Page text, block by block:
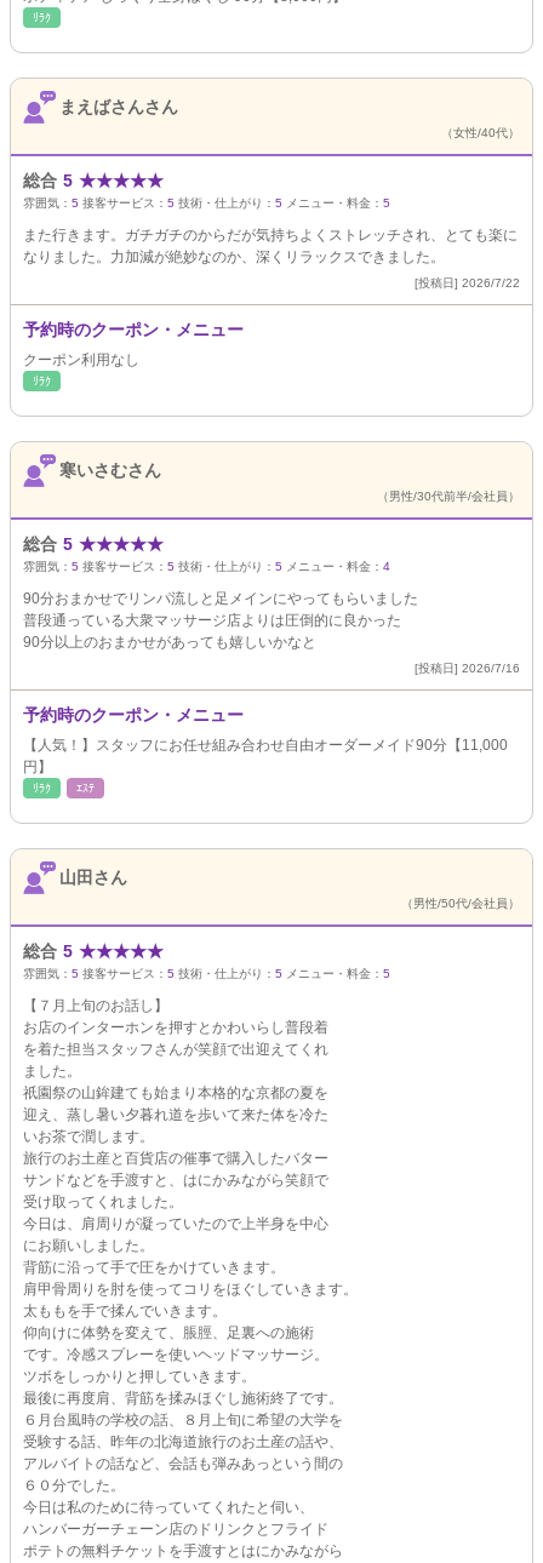
ﾘﾗｸ
まえばさんさん
（女性/40代）
総合 5 ★★★★★
雰囲気： 5 接客サービス： 5 技術・仕上がり： 5 メニュー・料金： 5
また行きます。ガチガチのからだが気持ちよくストレッチされ、とても楽に
なりました。力加減が絶妙なのか、深くリラックスできました。
[投稿日] 2026/7/22
予約時のクーポン・メニュー
クーポン利用なし
ﾘﾗｸ
寒いさむさん
（男性/30代前半/会社員）
総合 5 ★★★★★
雰囲気： 5 接客サービス： 5 技術・仕上がり： 5 メニュー・料金： 4
90分おまかせでリンパ流しと足メインにやってもらいました
普段通っている大衆マッサージ店よりは圧倒的に良かった
90分以上のおまかせがあっても嬉しいかなと
[投稿日] 2026/7/16
予約時のクーポン・メニュー
【人気！】スタッフにお任せ組み合わせ自由オーダーメイド90分【11,000
円】
ﾘﾗｸ ｴｽﾃ
山田さん
（男性/50代/会社員）
総合 5 ★★★★★
雰囲気： 5 接客サービス： 5 技術・仕上がり： 5 メニュー・料金： 5
【７月上旬のお話し】
お店のインターホンを押すとかわいらし普段着
を着た担当スタッフさんが笑顔で出迎えてくれ
ました。
祇園祭の山鉾建ても始まり本格的な京都の夏を
迎え、蒸し暑い夕暮れ道を歩いて来た体を冷た
いお茶で潤します。
旅行のお土産と百貨店の催事で購入したバター
サンドなどを手渡すと、はにかみながら笑顔で
受け取ってくれました。
今日は、肩周りが凝っていたので上半身を中心
にお願いしました。
背筋に沿って手で圧をかけていきます。
肩甲骨周りを肘を使ってコリをほぐしていきます。
太ももを手で揉んでいきます。
仰向けに体勢を変えて、脹脛、足裏への施術
です。冷感スプレーを使いヘッドマッサージ。
ツボをしっかりと押していきます。
最後に再度肩、背筋を揉みほぐし施術終了です。
６月台風時の学校の話、８月上旬に希望の大学を
受験する話、昨年の北海道旅行のお土産の話や、
アルバイトの話など、会話も弾みあっという間の
６０分でした。
今日は私のために待っていてくれたと伺い、
ハンバーガーチェーン店のドリンクとフライド
ポテトの無料チケットを手渡すとはにかみながら